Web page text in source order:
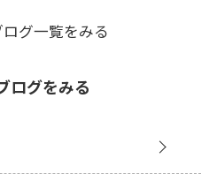
グ一覧をみる
ログをみる